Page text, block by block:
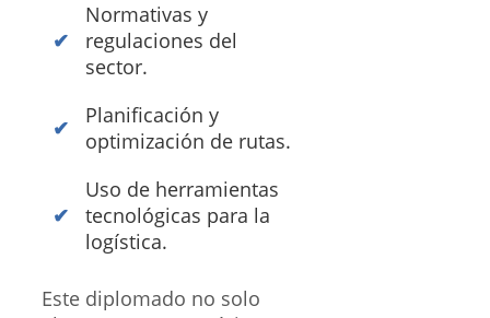
Normativas y
regulaciones del
sector.
Planificación y
optimización de rutas.
Uso de herramientas
tecnológicas para la
logística.
Este diplomado no solo